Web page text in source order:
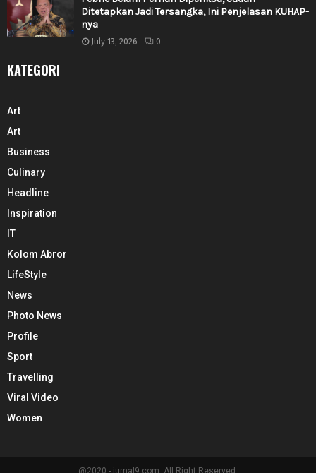
Ditetapkan Jadi Tersangka, Ini Penjelasan KUHAP-
nya
July 13, 2026 0
KATEGORI
Art
Art
Business
Culinary
Headline
Inspiration
IT
Kolom Abror
LifeStyle
News
Photo News
Profile
Sport
Travelling
Viral Video
Women
@2020 - jurnal9.com. All Right Reserved.